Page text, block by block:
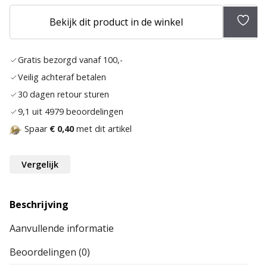
Bekijk dit product in de winkel
Gratis bezorgd vanaf 100,-
Veilig achteraf betalen
30 dagen retour sturen
9,1 uit 4979 beoordelingen
Spaar € 0,40met dit artikel
Vergelijk
Beschrijving
Aanvullende informatie
Beoordelingen (0)